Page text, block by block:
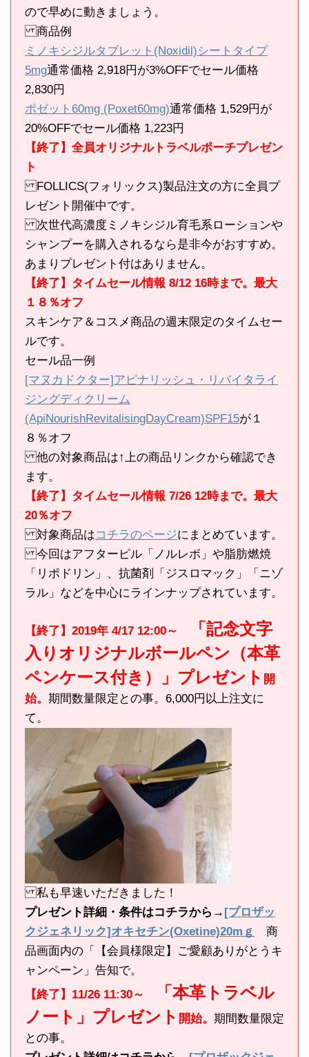
ので早めに動きましょう。
商品例
ミノキシジルタブレット(Noxidil)シートタイプ
5mg通常価格 2,918円が3%OFFでセール価格
2,830円
ポゼット60mg (Poxet60mg)通常価格 1,529円が
20%OFFでセール価格 1,223円
【終了】全員オリジナルトラベルポーチプレゼン
ト
FOLLICS(フォリックス)製品注文の方に全員プ
レゼント開催中です。
次世代高濃度ミノキシジル育毛系ローションや
シャンプーを購入されるなら是非今がおすすめ。
あまりプレゼント付はありません。
【終了】タイムセール情報 8/12 16時まで。最大
１８％オフ
スキンケア＆コスメ商品の週末限定のタイムセー
ルです。
セール品一例
[マヌカドクター]アピナリッシュ・リバイタライ
ジングディクリーム
(ApiNourishRevitalisingDayCream)SPF15が１
８％オフ
他の対象商品は↑上の商品リンクから確認でき
ます。
【終了】タイムセール情報 7/26 12時まで。最大
20％オフ
対象商品はコチラのページにまとめています。
今回はアフターピル「ノルレボ」や脂肪燃焼
「リポドリン」、抗菌剤「ジスロマック」「ニゾ
ラル」などを中心にラインナップされています。
【終了】2019年 4/17 12:00～
「記念文字
入りオリジナルボールペン（本革
ペンケース付き）」プレゼント 開
始。 期間数量限定との事。6,000円以上注文に
て。
私も早速いただきました！
プレゼント詳細・条件はコチラから→ [プロザッ
クジェネリック]オキセチン(Oxetine)20mｇ
商
品画面内の「【会員様限定】ご愛顧ありがとうキ
ャンペーン」告知で。
【終了】11/26 11:30～
「本革トラベル
ノート」プレゼント 開始。 期間数量限定
との事。